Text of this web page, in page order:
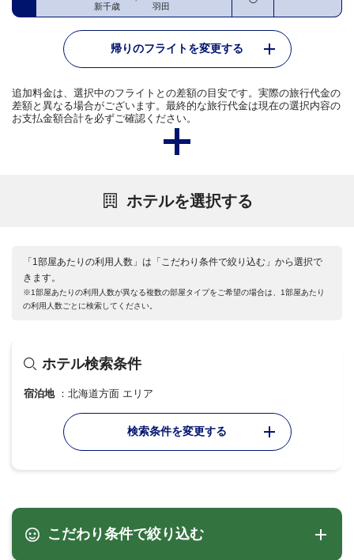
新千歳 羽田
帰りのフライトを変更する
追加料金は、選択中のフライトとの差額の目安です。実際の旅行代金の
差額と異なる場合がございます。最終的な旅行代金は現在の選択内容の
お支払金額合計を必ずご確認ください。
ホテルを選択する
「1部屋あたりの利用人数」は「こだわり条件で絞り込む」から選択で
きます。
※1部屋あたりの利用人数が異なる複数の部屋タイプをご希望の場合は、1部屋あたり
の利用人数ごとに検索してください。
ホテル検索条件
宿泊地 北海道方面 エリア
検索条件を変更する
こだわり条件で絞り込む